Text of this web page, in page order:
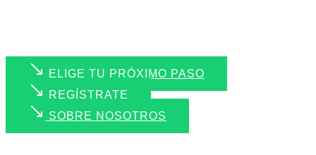
ELIGE TU PRÓXIMO PASO
REGÍSTRATE
SOBRE NOSOTROS